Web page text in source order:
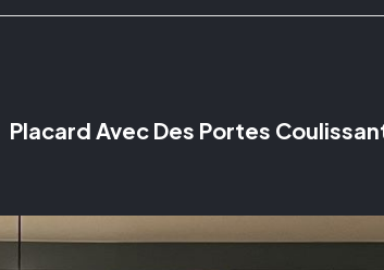
Placard Avec Des Portes